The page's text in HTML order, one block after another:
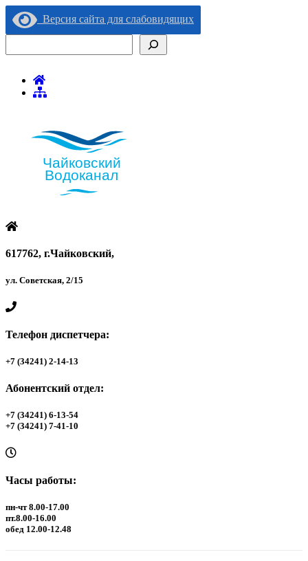
Версия сайта для слабовидящих
617762, г.Чайковский,
ул. Советская, 2/15
Телефон диспетчера:
+7 (34241) 2-14-13
Абонентский отдел:
+7 (34241) 6-13-54
+7 (34241) 7-41-10
Часы работы:
пн-чт 8.00-17.00
пт.8.00-16.00
обед 12.00-12.48